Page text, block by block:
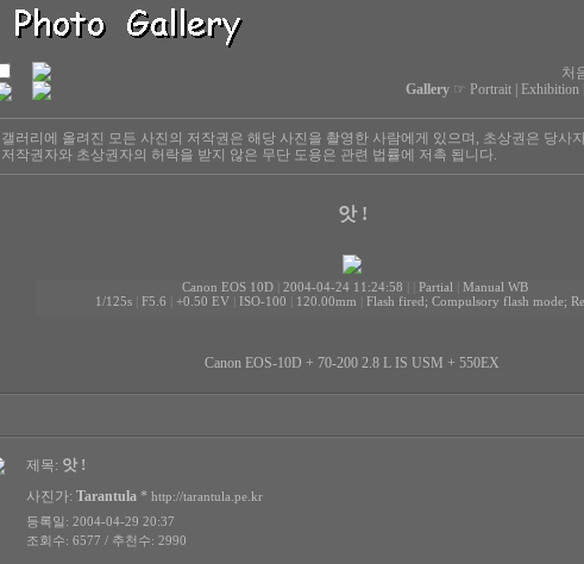
처
Gallery☞ Portrait| Exhibition|
갤러리에 올려진 모든 사진의 저작권은 해당 사진을 촬영한 사람에게 있으며, 초상권은 당사
저작권자와 초상권자의 허락을 받지 않은 무단 도용은 관련 법률에 저촉 됩니다.
앗 !
Canon EOS 10D 2004-04-24 11:24:58 Partial
Manual WB
1/125s| F5.6 +0.50 EV| ISO-100 120.00mm Flash fired; Compulsory flash mode;
Canon EOS-10D + 70-200 2.8 L IS USM + 550EX
제목: 앗 !
사진가: Tarantula * http://tarantula.pe.kr
등록일: 2004-04-29 20:37
조회수: 6577 / 추천수: 2990